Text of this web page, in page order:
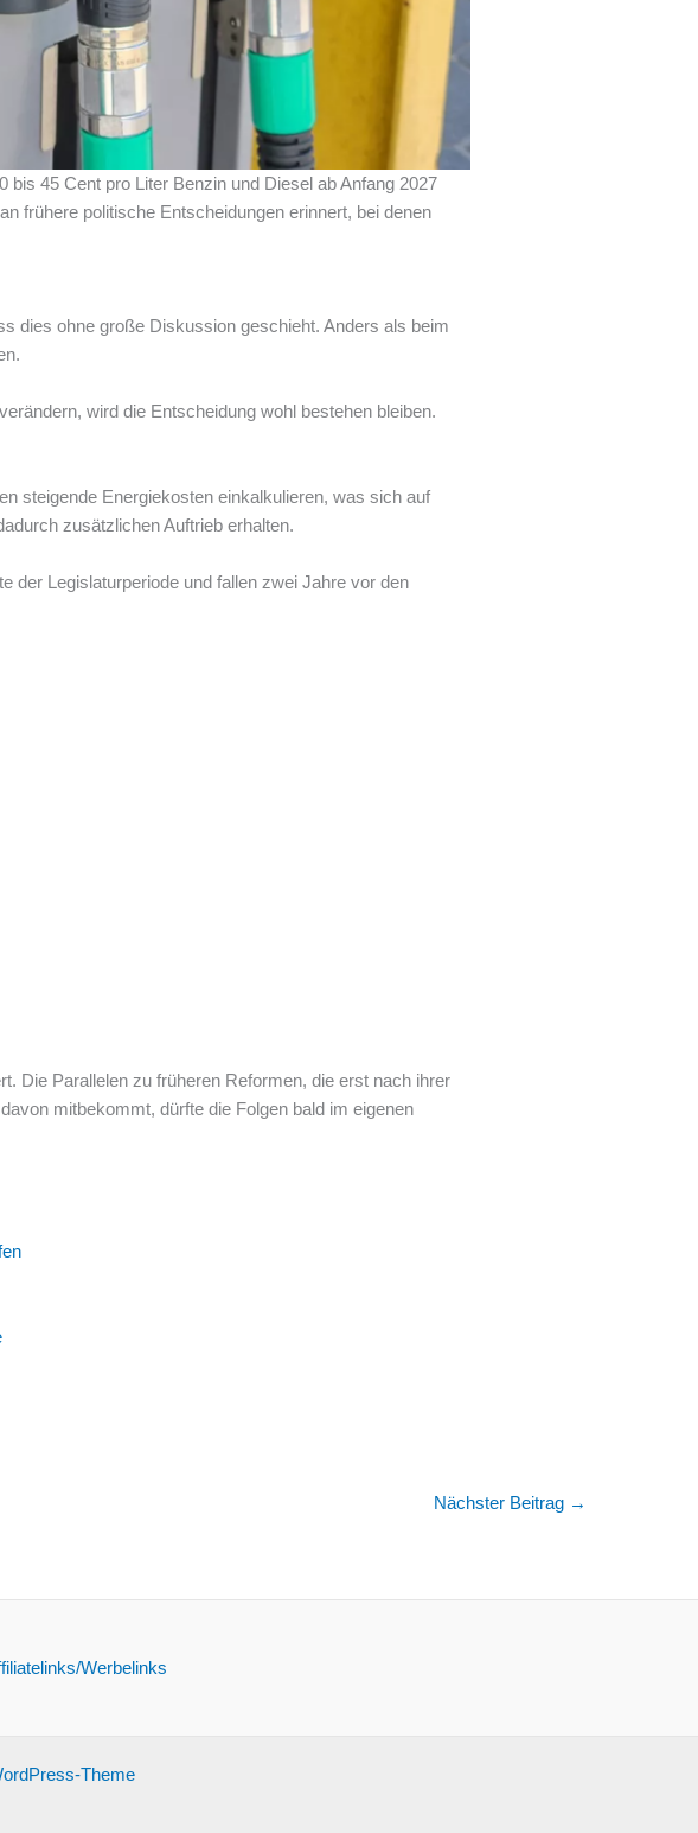
45 Cent pro Liter Benzin und Diesel ab Anfang 2027
frühere politische Entscheidungen erinnert, bei denen
dies ohne große Diskussion geschieht. Anders als beim
wird die Entscheidung wohl bestehen bleiben.
steigende Energiekosten einkalkulieren, was sich auf
zusätzlichen Auftrieb erhalten.
der Legislaturperiode und fallen zwei Jahre vor den
Die Parallelen zu früheren Reformen, die erst nach ihrer
mitbekommt, dürfte die Folgen bald im eigenen
Nächster Beitrag →
Werbelinks
Theme